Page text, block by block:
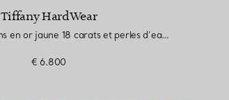
Tiffany HardWear
Bracelet à maillons en or jaune 18 carats et perles d’eau douce
€ 6.800